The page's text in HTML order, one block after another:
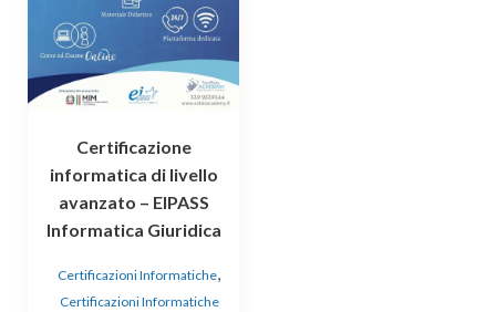
Certificazione
informatica di livello
avanzato – EIPASS
Informatica Giuridica
Certificazioni Informatiche,
Certificazioni Informatiche